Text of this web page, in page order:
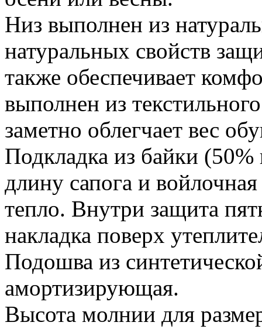
Низ выполнен из
натуральных свойств
также обеспечивает
выполнен из
заметно облегчает вес
Подкладка из байки
длину сапога и
тепло. Внутри защита
накладка поверх
Подошва из
амортизирующая.
Высота молнии для